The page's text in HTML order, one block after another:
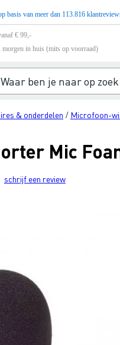
basis van meer dan 113.816
€ 99,-
morgen in huis (mits op voorraad)
& onderdelen / Microfoon-
Mic
schrijf een review